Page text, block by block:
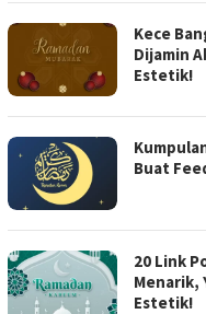
Kece
Dijamin
Estetik!
Buat
20 Link
Menarik,
Estetik!